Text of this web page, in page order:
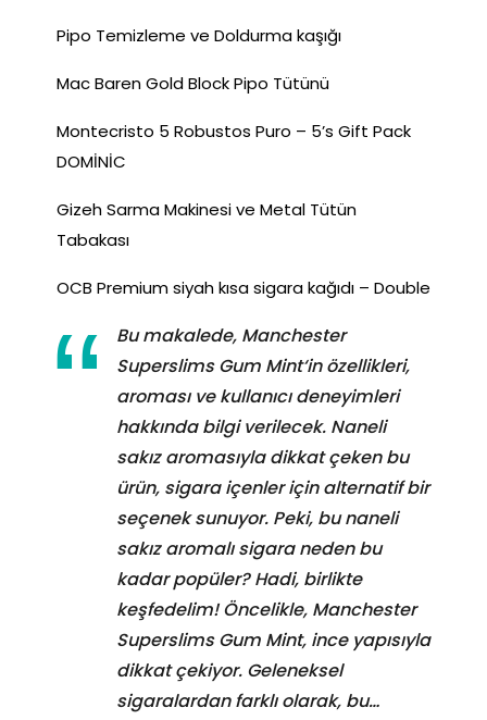
Pipo Temizleme ve Doldurma kaşığı
Mac Baren Gold Block Pipo Tütünü
Montecristo 5 Robustos Puro – 5’s Gift Pack
DOMİNİC
Gizeh Sarma Makinesi ve Metal Tütün
Tabakası
OCB Premium siyah kısa sigara kağıdı – Double
Bu makalede, Manchester
Superslims Gum Mint‘in özellikleri,
aroması ve kullanıcı deneyimleri
hakkında bilgi verilecek. Naneli
sakız aromasıyla dikkat çeken bu
ürün, sigara içenler için alternatif bir
seçenek sunuyor. Peki, bu naneli
sakız aromalı sigara neden bu
kadar popüler? Hadi, birlikte
keşfedelim! Öncelikle, Manchester
Superslims Gum Mint, ince yapısıyla
dikkat çekiyor. Geleneksel
sigaralardan farklı olarak, bu…